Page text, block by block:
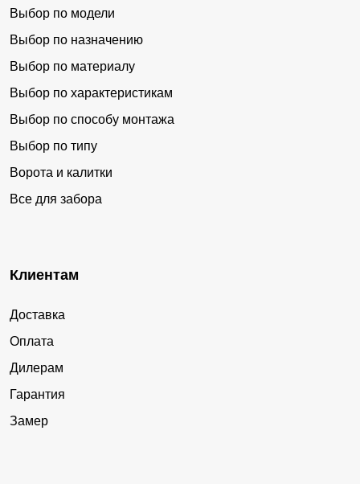
Выбор по модели
Выбор по назначению
Выбор по материалу
Выбор по характеристикам
Выбор по способу монтажа
Выбор по типу
Ворота и калитки
Все для забора
Клиентам
Доставка
Оплата
Дилерам
Гарантия
Замер